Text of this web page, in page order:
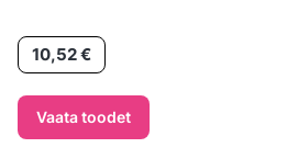
Hind10,52 €
Vaata toodet